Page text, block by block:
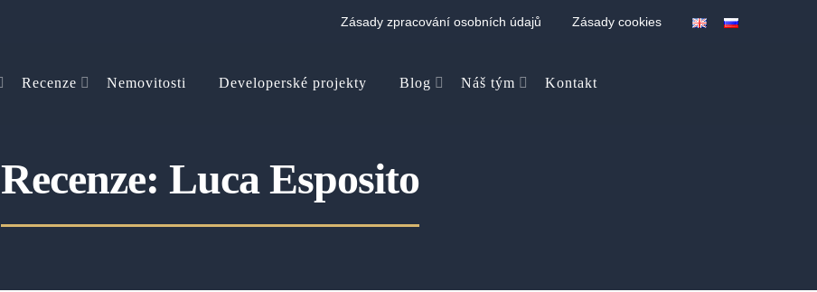
Zásady zpracování osobních údajů Zásady cookies
Recenze Nemovitosti Developerské projekty Blog Náš tým Kontakt
Recenze: Luca Esposito